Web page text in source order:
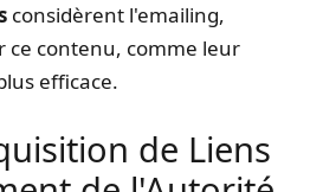
considèrent l'emailing,
ce contenu, comme leur
efficace.
de Liens